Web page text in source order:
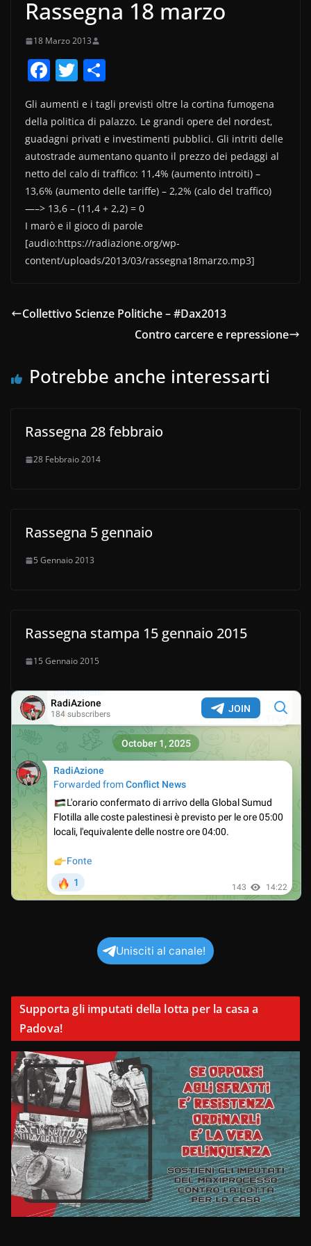
Rassegna 18 marzo
18 Marzo 2013
F
c
e
b
o
o
k
T
w
itt
er
o
n
di
vi
di
Gli aumenti e i tagli previsti oltre la cortina fumogena
della politica di palazzo. Le grandi opere del nordest,
guadagni privati e investimenti pubblici. Gli intriti delle
autostrade aumentano quanto il prezzo dei pedaggi al
netto del calo di traffico: 11,4% (aumento introiti) –
13,6% (aumento delle tariffe) – 2,2% (calo del traffico)
—–> 13,6 – (11,4 + 2,2) = 0
I marò e il gioco di parole
[audio:https://radiazione.org/wp-
content/uploads/2013/03/rassegna18marzo.mp3]
Collettivo Scienze Politiche – #Dax2013
Contro carcere e repressione
Potrebbe anche interessarti
Rassegna 28 febbraio
28 Febbraio 2014
Rassegna 5 gennaio
5 Gennaio 2013
Rassegna stampa 15 gennaio 2015
15 Gennaio 2015
Unisciti al canale!
Supporta gli imputati della lotta per la casa a
Padova!